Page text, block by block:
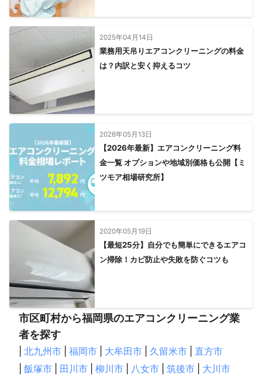
2025年04月14日
業務用天吊りエアコンクリーニングの料金
は？内訳と安く抑えるコツ
2026年05月13日
【2026年最新】エアコンクリーニング料
金一覧 オプションや地域別価格も公開【ミ
ツモア相場研究所】
2020年05月19日
【最短25分】自分でも簡単にできるエアコ
ン掃除！カビ防止や失敗を防ぐコツも
市区町村から福岡県のエアコンクリーニング業
者を探す
北九州市 福岡市 大牟田市 久留米市
直方市
飯塚市 田川市 柳川市 八女市 筑後市
大川市